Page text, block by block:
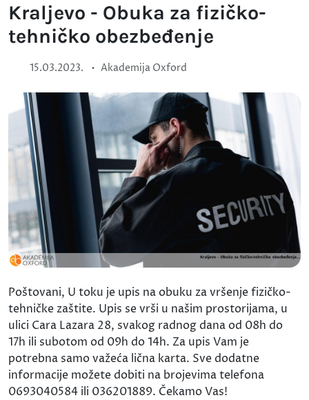
Kraljevo - Obuka za fizičko-
tehničko obezbeđenje
15.03.2023. • Akademija Oxford
Poštovani, U toku je upis na obuku za vršenje fizičko-
tehničke zaštite. Upis se vrši u našim prostorijama, u
ulici Cara Lazara 28, svakog radnog dana od 08h do
17h ili subotom od 09h do 14h. Za upis Vam je
potrebna samo važeća lična karta. Sve dodatne
informacije možete dobiti na brojevima telefona
0693040584 ili 036201889. Čekamo Vas!